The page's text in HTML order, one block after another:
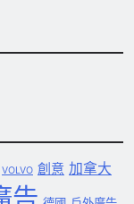
VOLVO 創意 加拿大